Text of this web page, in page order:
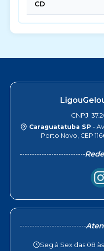
CD
CNPJ:
Caraguatatuba SP -
Porto Novo, CEP
Seg à Sex das 08